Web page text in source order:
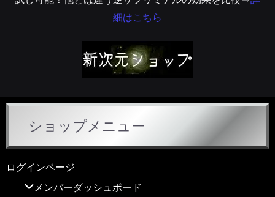
細はこちら
ショップメニュー
ログインページ
メンバーダッシュボード